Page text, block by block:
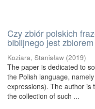
Czy zbiór polskich
biblijnego jest
Koziara, Stanisław (2019)
The paper is dedicated to
the Polish language,
expressions). The author is
the collection of such ...